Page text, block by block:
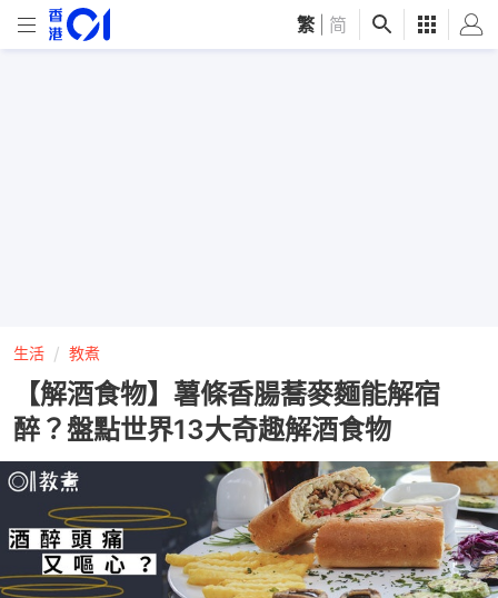
繁 简
生活 教煮
【解酒食物】薯條香腸蕎麥麵能解宿
醉？盤點世界13大奇趣解酒食物